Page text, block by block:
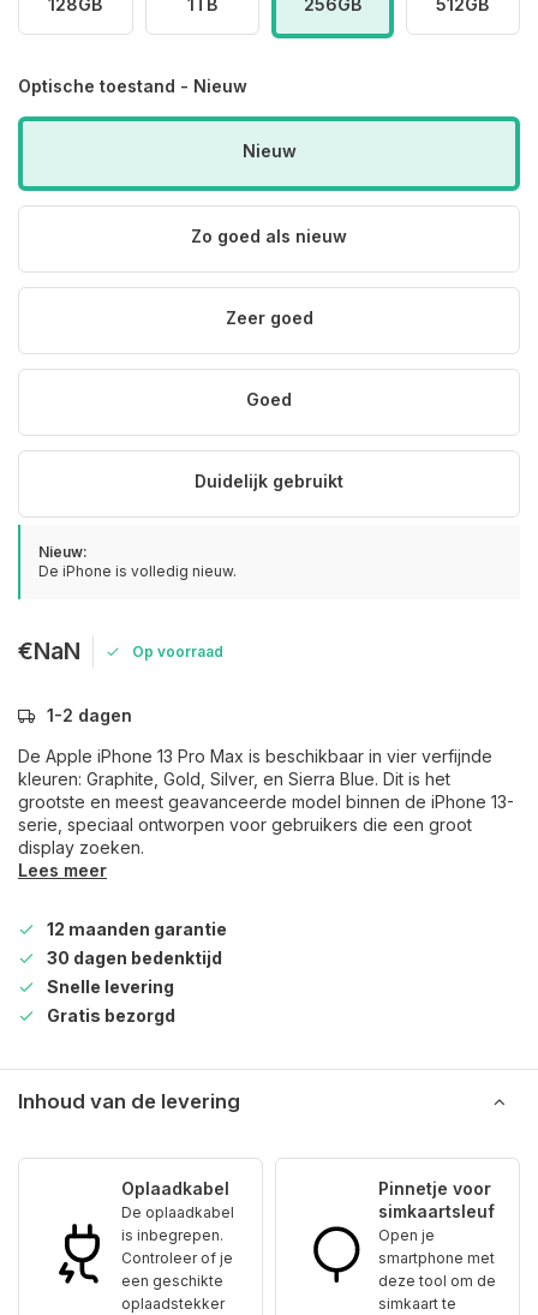
128GB 1TB 256GB 512GB
Optische toestand - Nieuw
Nieuw
Zo goed als nieuw
Zeer goed
Goed
Duidelijk gebruikt
Nieuw:
De iPhone is volledig nieuw.
€NaN Op voorraad
1-2 dagen
De Apple iPhone 13 Pro Max is beschikbaar in vier verfijnde
kleuren: Graphite, Gold, Silver, en Sierra Blue. Dit is het
grootste en meest geavanceerde model binnen de iPhone 13-
serie, speciaal ontworpen voor gebruikers die een groot
display zoeken.
Lees meer
12 maanden garantie
30 dagen bedenktijd
Snelle levering
Gratis bezorgd
Inhoud van de levering
Oplaadkabel
De oplaadkabel
is inbegrepen.
Controleer of je
een geschikte
oplaadstekker
Pinnetje voor
simkaartsleuf
Open je
smartphone met
deze tool om de
simkaart te